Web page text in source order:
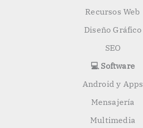
Recursos Web
Diseño Gráfico
SEO
💻 Software
Android y Apps
Mensajería
Multimedia